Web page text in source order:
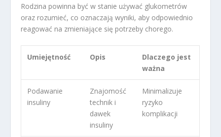
Rodzina powinna być w stanie używać glukometrów
oraz rozumieć, co oznaczają wyniki, aby odpowiednio
reagować na zmieniające się potrzeby chorego.
Umiejętność Opis
Dlaczego jest
ważna
Podawanie
insuliny
Znajomość
technik i
dawek
insuliny
Minimalizuje
ryzyko
komplikacji